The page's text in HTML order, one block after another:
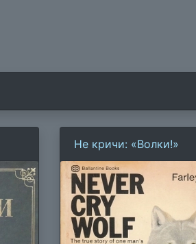
Не кричи: «Волки!»